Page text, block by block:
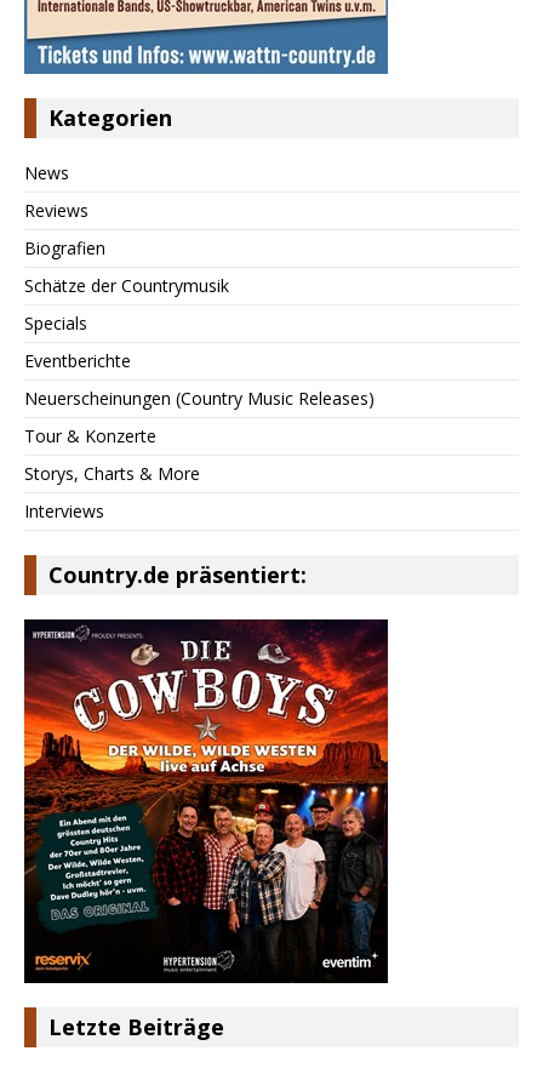
Kategorien
News
Reviews
Biografien
Schätze der Countrymusik
Specials
Eventberichte
Neuerscheinungen (Country Music Releases)
Tour & Konzerte
Storys, Charts & More
Interviews
Country.de präsentiert:
Letzte Beiträge